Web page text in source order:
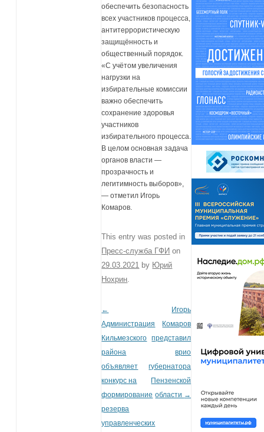
обеспечить безопасность
всех участников процесса,
антитеррористическую
защищённость и
общественный порядок.
«С учётом увеличения
нагрузки на
избирательные комиссии
важно обеспечить
сохранение здоровья
участников
избирательного процесса.
В целом основная задача
органов власти —
прозрачность и
легитимность выборов»,
— отметил Игорь
Комаров.
This entry was posted in
Пресс-служба ГФИ on
29.03.2021 by Юрий
Нохрин
Post navigation
←
Администрация
Кильмезского
района
объявляет
конкурс на
формирование
резерва
управленческих
Игорь
Комаров
представил
врио
губернатора
Пензенской
области →